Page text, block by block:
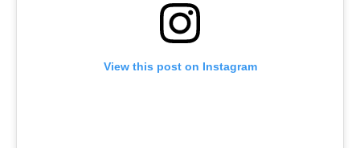
View this post on Instagram